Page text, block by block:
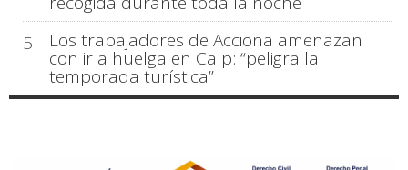
5
Los trabajadores de Acciona amenazan
con ir a huelga en Calp: “peligra la
temporada turística”